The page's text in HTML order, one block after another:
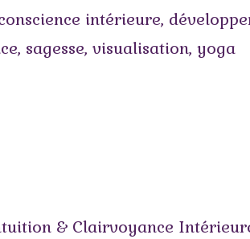
intérieure,
, sagesse, visualisation, yoga
& Clairvoyance